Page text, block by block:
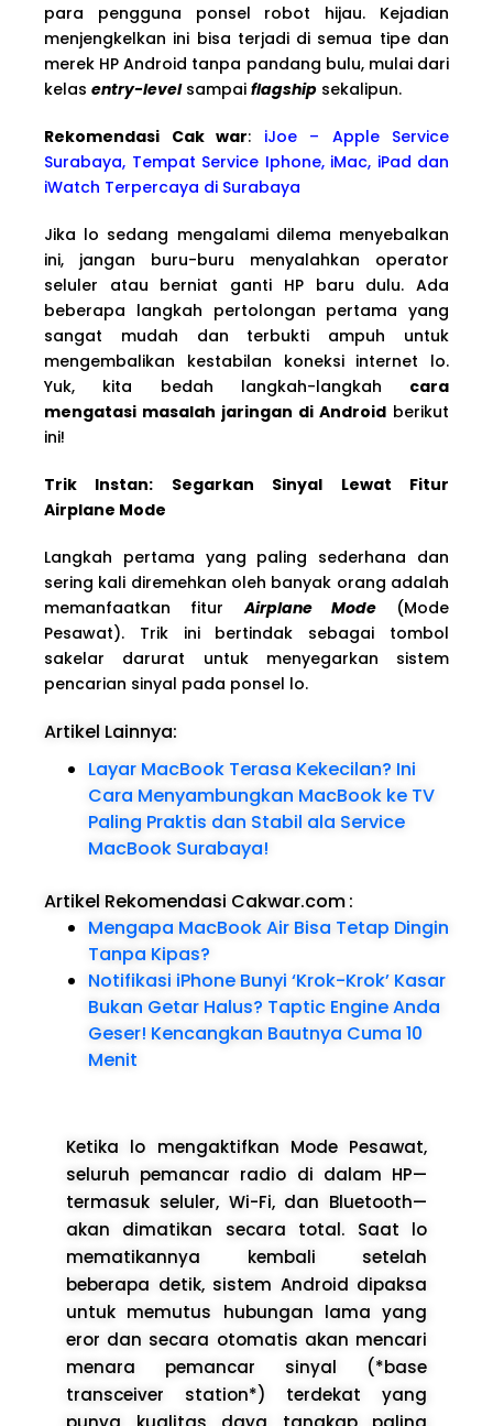
para pengguna ponsel robot hijau. Kejadian
menjengkelkan ini bisa terjadi di semua tipe dan
merek HP Android tanpa pandang bulu, mulai dari
kelas entry-levelsampai flagship sekalipun.
Rekomendasi Cak war: iJoe – Apple Service
Surabaya, Tempat Service Iphone, iMac, iPad dan
iWatch Terpercaya di Surabaya
Jika lo sedang mengalami dilema menyebalkan
ini, jangan buru-buru menyalahkan operator
seluler atau berniat ganti HP baru dulu. Ada
beberapa langkah pertolongan pertama yang
sangat mudah dan terbukti ampuh untuk
mengembalikan kestabilan koneksi internet lo.
Yuk, kita bedah langkah-langkah cara
mengatasi masalah jaringan di Android berikut
ini!
Trik Instan: Segarkan Sinyal Lewat Fitur
Airplane Mode
Langkah pertama yang paling sederhana dan
sering kali diremehkan oleh banyak orang adalah
memanfaatkan fiturAirplane Mode(Mode
Pesawat). Trik ini bertindak sebagai tombol
sakelar darurat untuk menyegarkan sistem
pencarian sinyal pada ponsel lo.
Artikel Lainnya:
Layar MacBook Terasa Kekecilan? Ini
Cara Menyambungkan MacBook ke TV
Paling Praktis dan Stabil ala Service
MacBook Surabaya!
Artikel Rekomendasi Cakwar.com:
Mengapa MacBook Air Bisa Tetap Dingin
Tanpa Kipas?
Notifikasi iPhone Bunyi ‘Krok-Krok’ Kasar
Bukan Getar Halus? Taptic Engine Anda
Geser! Kencangkan Bautnya Cuma 10
Menit
Ketika lo mengaktifkan Mode Pesawat,
seluruh pemancar radio di dalam HP—
termasuk seluler, Wi-Fi, dan Bluetooth—
akan dimatikan secara total. Saat lo
mematikannya kembali setelah
beberapa detik, sistem Android dipaksa
untuk memutus hubungan lama yang
eror dan secara otomatis akan mencari
menara pemancar sinyal (*base
transceiver station*) terdekat yang